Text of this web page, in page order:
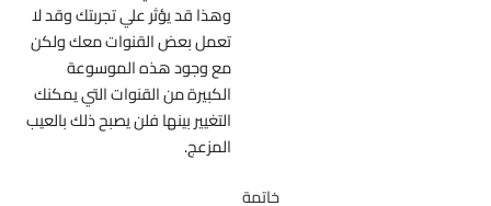
وهذا قد يؤثر علي تجربتك وقد لا
تعمل بعض القنوات معك ولكن
مع وجود هذه الموسوعة
الكبيرة من القنوات التي يمكنك
التغيير بينها فلن يصبح ذلك بالعيب
المزعج.
خاتمة